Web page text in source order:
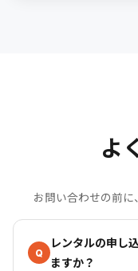
よ
お問い合わせの前に
Q
レンタルの申し
ますか？